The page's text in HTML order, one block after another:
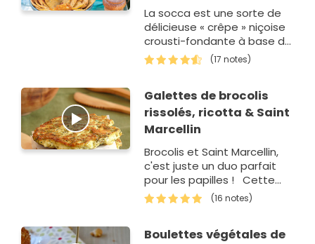
La socca est une sorte de
délicieuse « crêpe » niçoise
crousti-fondante à base de
farine de pois chiches.
Traditionnellement…
(17 notes)
Galettes de brocolis
rissolés, ricotta & Saint
Marcellin
Brocolis et Saint Marcellin,
c'est juste un duo parfait
pour les papilles ! Cette
recette remporte la 3ème
place du concours Le brocoli
(16 notes)
Boulettes végétales de